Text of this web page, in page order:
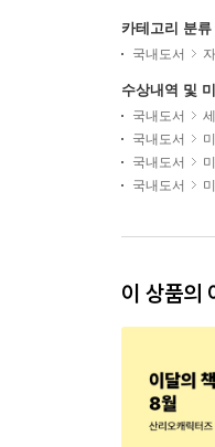
카테고리 분류
국내도서
수상내역 및
국내도서
국내도서
국내도서
국내도서
이 상품의